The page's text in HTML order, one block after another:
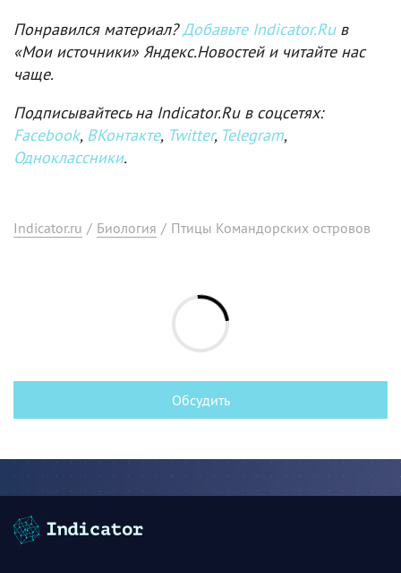
Понравился материал?Добавьте Indicator.Ruв
«Мои источники» Яндекс.Новостей и читайте нас
чаще.
Подписывайтесь на Indicator.Ru в соцсетях:
Facebook, ВКонтакте, Twitter, Telegram,
Одноклассники.
Indicator.ru / Биология / Птицы Командорских островов
Обсудить